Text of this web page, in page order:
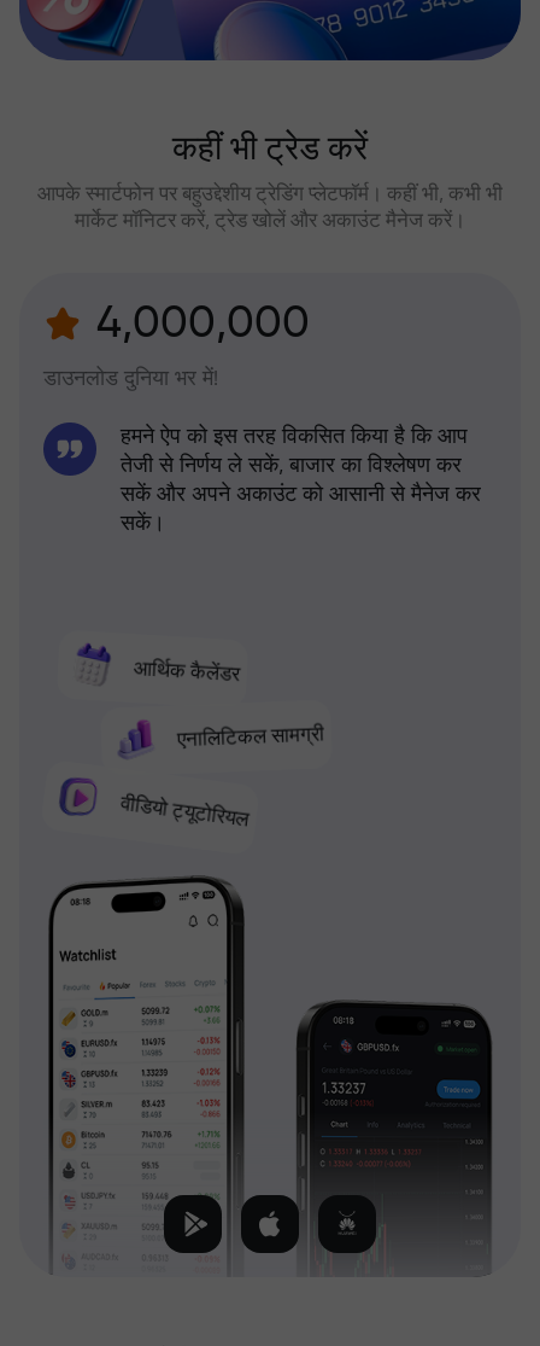
कहीं भी ट्रेड करें
आपके स्मार्टफोन पर बहुउद्देशीय ट्रेडिंग प्लेटफॉर्म। कहीं भी, कभी भी
मार्केट मॉनिटर करें, ट्रेड खोलें और अकाउंट मैनेज करें।
4,000,000
डाउनलोड दुनिया भर में!
आर्थिक कैलेंडर
एनालिटिकल सामग्री
वीडियो ट्यूटोरियल
हमने ऐप को इस तरह विकसित किया है कि आप
तेजी से निर्णय ले सकें, बाजार का विश्लेषण कर
सकें और अपने अकाउंट को आसानी से मैनेज कर
सकें।